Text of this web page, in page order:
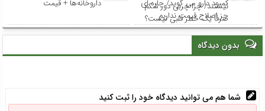
نیستند/ چرا چربی دور شکم
صرفاً یک خطر قلبی نیست؟
کمبود دارو می گوید/ چاره ای
جز اصلاح قیمت نداریم
داروخانه‌ها + قیمت
بدون دیدگاه
شما هم می توانید دیدگاه خود را ثبت کنید